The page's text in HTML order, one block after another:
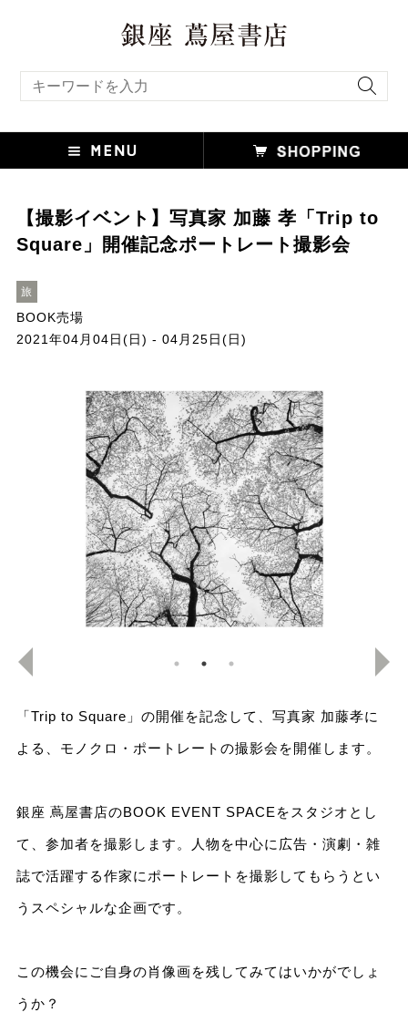
【撮影イベント】写真家 加藤 孝「Trip to
Square」開催記念ポートレート撮影会
旅
BOOK売場
2021年04月04日(日) - 04月25日(日)
「Trip to Square」の開催を記念して、写真家 加藤孝に
よる、モノクロ・ポートレートの撮影会を開催します。
銀座 蔦屋書店のBOOK EVENT SPACEをスタジオとし
て、参加者を撮影します。人物を中心に広告・演劇・雑
誌で活躍する作家にポートレートを撮影してもらうとい
うスペシャルな企画です。
この機会にご自身の肖像画を残してみてはいかがでしょ
うか？